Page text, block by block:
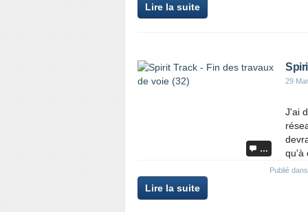
t
l
e
Lire la suite
a
a
g
e
i
…
29
Publié dans
J'ai
qu'à
Lire la suite
a